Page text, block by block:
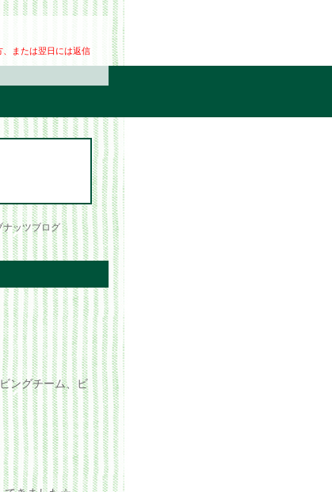
、または翌日には返信
ッツブログ
ングチーム、ビ